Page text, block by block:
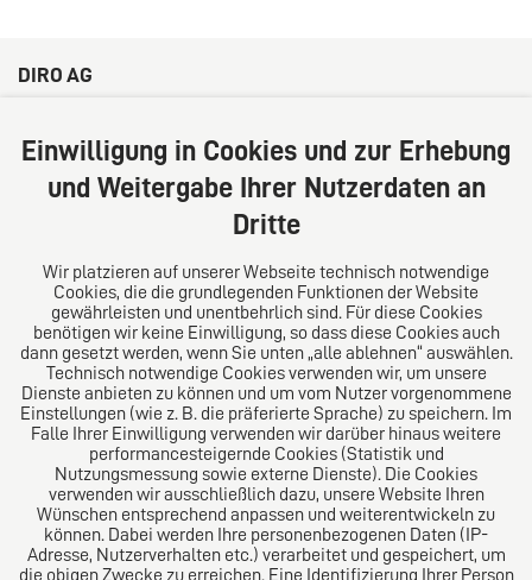
DIRO AG
20354 Hamburg
Deutschland
Tel: +49 (0) 40 41352231
Über uns
Das Kanzlei-Vertrauensnetzwerk. Aus Europa für die
Welt. Für den erfolgreichen Mittelstand.
Folgen Sie uns auf
Einwilligung in Cookies und zur Erhebung
und Weitergabe Ihrer Nutzerdaten an
Dritte
Wir platzieren auf unserer Webseite technisch notwendige
Cookies, die die grundlegenden Funktionen der Website
gewährleisten und unentbehrlich sind. Für diese Cookies
benötigen wir keine Einwilligung, so dass diese Cookies auch
dann gesetzt werden, wenn Sie unten „alle ablehnen“ auswählen.
Technisch notwendige Cookies verwenden wir, um unsere
Dienste anbieten zu können und um vom Nutzer vorgenommene
Einstellungen (wie z. B. die präferierte Sprache) zu speichern. Im
Falle Ihrer Einwilligung verwenden wir darüber hinaus weitere
performancesteigernde Cookies (Statistik und
Nutzungsmessung sowie externe Dienste). Die Cookies
verwenden wir ausschließlich dazu, unsere Website Ihren
Wünschen entsprechend anpassen und weiterentwickeln zu
können. Dabei werden Ihre personenbezogenen Daten (IP-
Adresse, Nutzerverhalten etc.) verarbeitet und gespeichert, um
die obigen Zwecke zu erreichen. Eine Identifizierung Ihrer Person